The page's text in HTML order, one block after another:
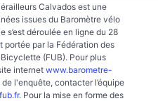
Calvados est une
issues du Baromètre vélo
s’est déroulée en ligne du 28
portée par la Fédération des
(FUB). Pour plus
internet www.barometre-
l'enquête, contacter l’équipe
. Pour la mise en forme des